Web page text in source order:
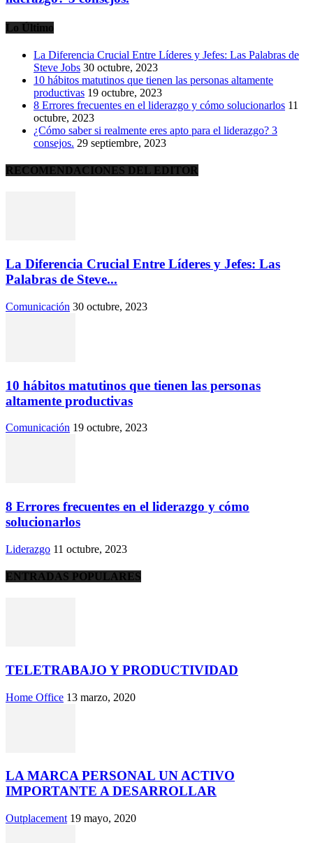
Lo Último
La Diferencia Crucial Entre Líderes y Jefes: Las Palabras de
Steve Jobs 30 octubre, 2023
10 hábitos matutinos que tienen las personas altamente
productivas 19 octubre, 2023
8 Errores frecuentes en el liderazgo y cómo solucionarlos 11
octubre, 2023
¿Cómo saber si realmente eres apto para el liderazgo? 3
consejos. 29 septiembre, 2023
RECOMENDACIONES DEL EDITOR
La Diferencia Crucial Entre Líderes y Jefes: Las
Palabras de Steve...
Comunicación 30 octubre, 2023
10 hábitos matutinos que tienen las personas
altamente productivas
Comunicación 19 octubre, 2023
8 Errores frecuentes en el liderazgo y cómo
solucionarlos
Liderazgo 11 octubre, 2023
ENTRADAS POPULARES
TELETRABAJO Y PRODUCTIVIDAD
Home Office 13 marzo, 2020
LA MARCA PERSONAL UN ACTIVO
IMPORTANTE A DESARROLLAR
Outplacement 19 mayo, 2020